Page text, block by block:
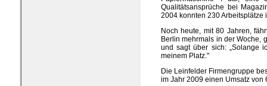
Qualitätsansprüche bei
2004 konnten 230 Arbeitsplätze
Noch heute, mit 80 Jahren,
Berlin mehrmals in der Woche,
und sagt über sich: „Solange
meinem Platz."
Die Leinfelder Firmengruppe
im Jahr 2009 einen Umsatz von